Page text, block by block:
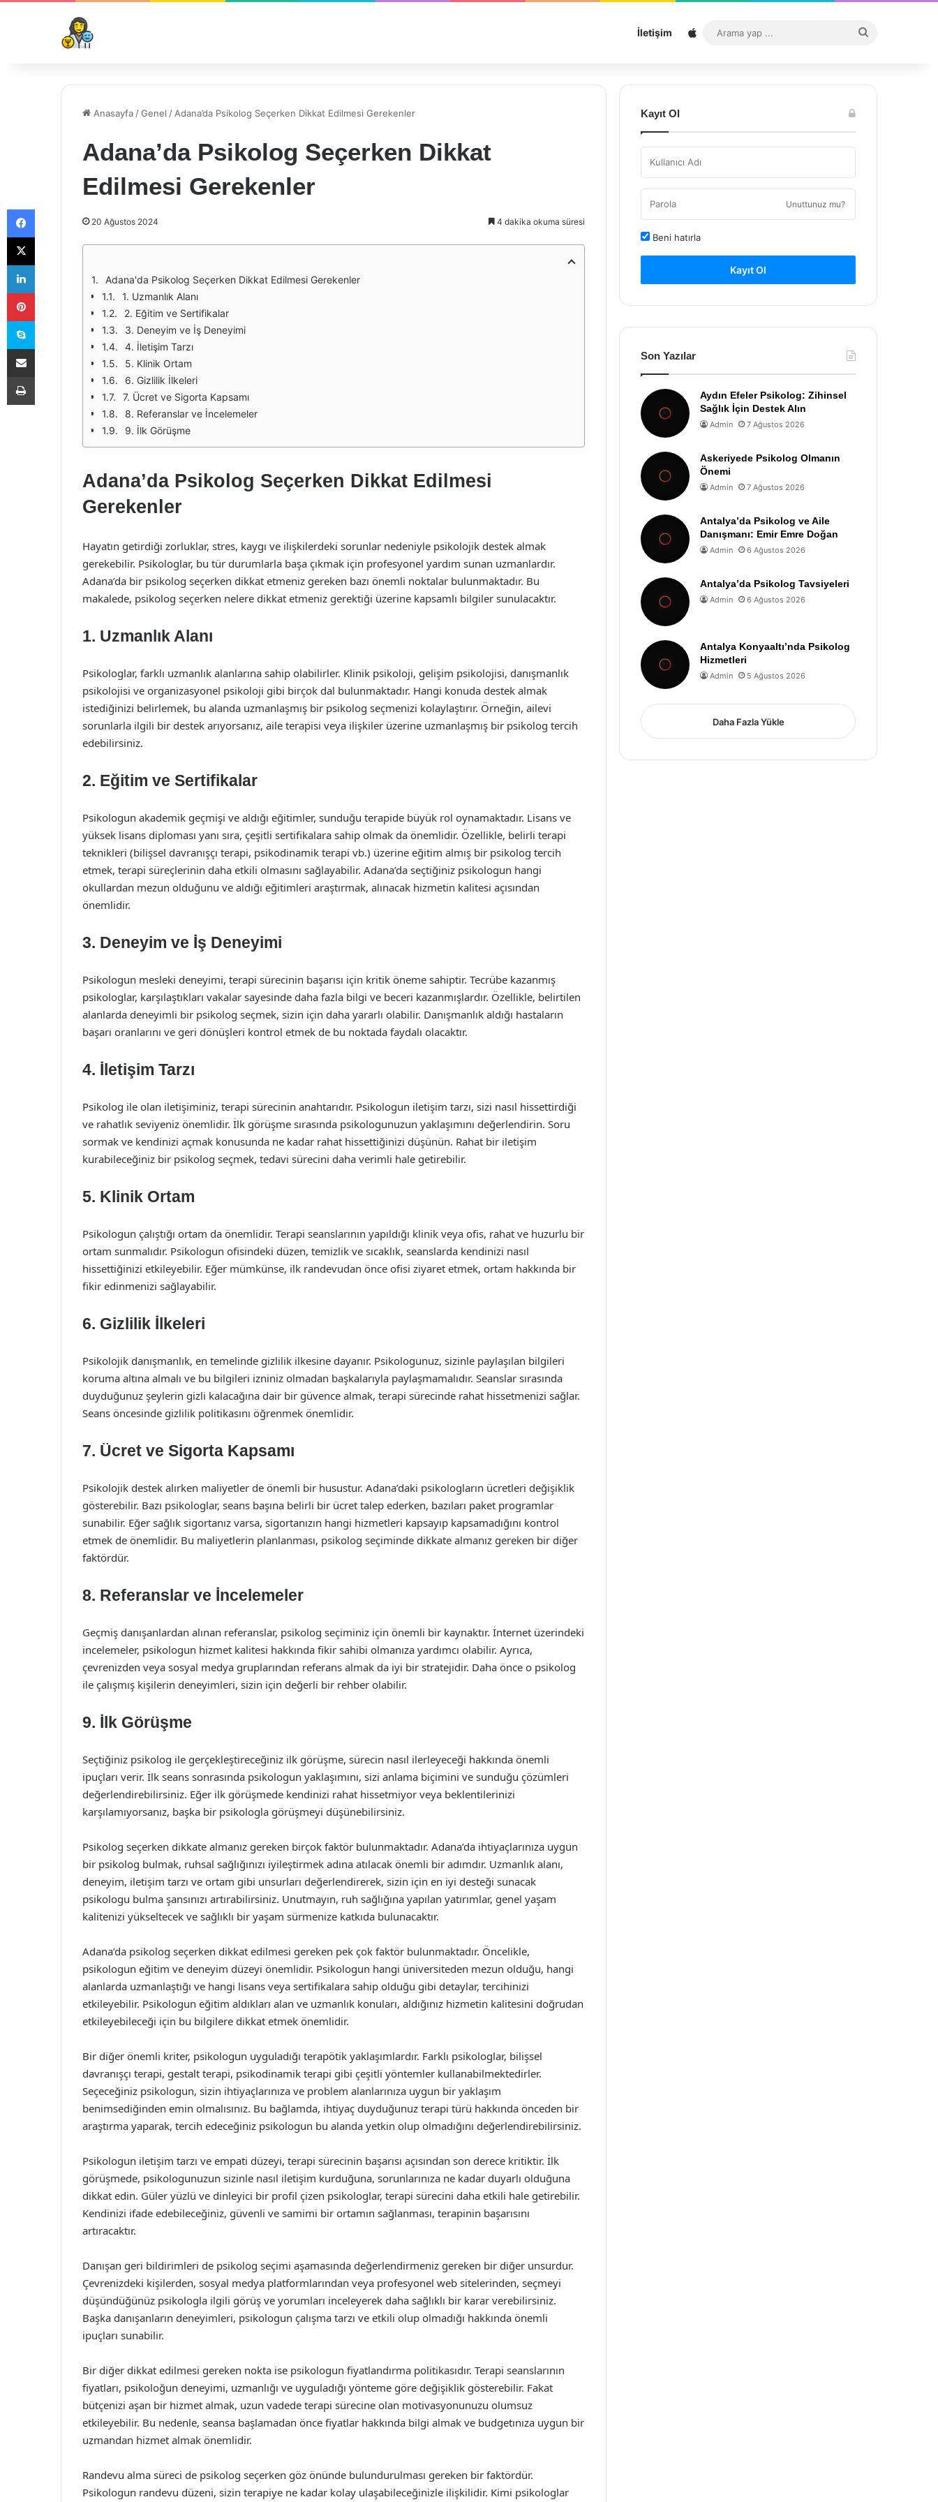
İletişim Sitemap
...
Anasayfa /Genel / Adana’da Psikolog Seçerken Dikkat Edilmesi Gerekenler
Adana’da Psikolog Seçerken Dikkat
Edilmesi Gerekenler
20 Ağustos 2024 4 dakika okuma süresi
Adana'da Psikolog Seçerken Dikkat Edilmesi Gerekenler
1. Uzmanlık Alanı
2. Eğitim ve Sertifikalar
3. Deneyim ve İş Deneyimi
4. İletişim Tarzı
5. Klinik Ortam
6. Gizlilik İlkeleri
7. Ücret ve Sigorta Kapsamı
8. Referanslar ve İncelemeler
9. İlk Görüşme
Adana’da Psikolog Seçerken Dikkat Edilmesi
Gerekenler
Hayatın getirdiği zorluklar, stres, kaygı ve ilişkilerdeki sorunlar nedeniyle psikolojik destek almak
gerekebilir. Psikologlar, bu tür durumlarla başa çıkmak için profesyonel yardım sunan uzmanlardır.
Adana’da bir psikolog seçerken dikkat etmeniz gereken bazı önemli noktalar bulunmaktadır. Bu
makalede, psikolog seçerken nelere dikkat etmeniz gerektiği üzerine kapsamlı bilgiler sunulacaktır.
1. Uzmanlık Alanı
Psikologlar, farklı uzmanlık alanlarına sahip olabilirler. Klinik psikoloji, gelişim psikolojisi, danışmanlık
psikolojisi ve organizasyonel psikoloji gibi birçok dal bulunmaktadır. Hangi konuda destek almak
istediğinizi belirlemek, bu alanda uzmanlaşmış bir psikolog seçmenizi kolaylaştırır. Örneğin, ailevi
sorunlarla ilgili bir destek arıyorsanız, aile terapisi veya ilişkiler üzerine uzmanlaşmış bir psikolog tercih
edebilirsiniz.
2. Eğitim ve Sertifikalar
Psikologun akademik geçmişi ve aldığı eğitimler, sunduğu terapide büyük rol oynamaktadır. Lisans ve
yüksek lisans diploması yanı sıra, çeşitli sertifikalara sahip olmak da önemlidir. Özellikle, belirli terapi
teknikleri (bilişsel davranışçı terapi, psikodinamik terapi vb.) üzerine eğitim almış bir psikolog tercih
etmek, terapi süreçlerinin daha etkili olmasını sağlayabilir. Adana’da seçtiğiniz psikologun hangi
okullardan mezun olduğunu ve aldığı eğitimleri araştırmak, alınacak hizmetin kalitesi açısından
önemlidir.
3. Deneyim ve İş Deneyimi
Psikologun mesleki deneyimi, terapi sürecinin başarısı için kritik öneme sahiptir. Tecrübe kazanmış
psikologlar, karşılaştıkları vakalar sayesinde daha fazla bilgi ve beceri kazanmışlardır. Özellikle, belirtilen
alanlarda deneyimli bir psikolog seçmek, sizin için daha yararlı olabilir. Danışmanlık aldığı hastaların
başarı oranlarını ve geri dönüşleri kontrol etmek de bu noktada faydalı olacaktır.
4. İletişim Tarzı
Psikolog ile olan iletişiminiz, terapi sürecinin anahtarıdır. Psikologun iletişim tarzı, sizi nasıl hissettirdiği
ve rahatlık seviyeniz önemlidir. İlk görüşme sırasında psikologunuzun yaklaşımını değerlendirin. Soru
sormak ve kendinizi açmak konusunda ne kadar rahat hissettiğinizi düşünün. Rahat bir iletişim
kurabileceğiniz bir psikolog seçmek, tedavi sürecini daha verimli hale getirebilir.
5. Klinik Ortam
Psikologun çalıştığı ortam da önemlidir. Terapi seanslarının yapıldığı klinik veya ofis, rahat ve huzurlu bir
ortam sunmalıdır. Psikologun ofisindeki düzen, temizlik ve sıcaklık, seanslarda kendinizi nasıl
hissettiğinizi etkileyebilir. Eğer mümkünse, ilk randevudan önce ofisi ziyaret etmek, ortam hakkında bir
fikir edinmenizi sağlayabilir.
6. Gizlilik İlkeleri
Psikolojik danışmanlık, en temelinde gizlilik ilkesine dayanır. Psikologunuz, sizinle paylaşılan bilgileri
koruma altına almalı ve bu bilgileri izniniz olmadan başkalarıyla paylaşmamalıdır. Seanslar sırasında
duyduğunuz şeylerin gizli kalacağına dair bir güvence almak, terapi sürecinde rahat hissetmenizi sağlar.
Seans öncesinde gizlilik politikasını öğrenmek önemlidir.
7. Ücret ve Sigorta Kapsamı
Psikolojik destek alırken maliyetler de önemli bir husustur. Adana’daki psikologların ücretleri değişiklik
gösterebilir. Bazı psikologlar, seans başına belirli bir ücret talep ederken, bazıları paket programlar
sunabilir. Eğer sağlık sigortanız varsa, sigortanızın hangi hizmetleri kapsayıp kapsamadığını kontrol
etmek de önemlidir. Bu maliyetlerin planlanması, psikolog seçiminde dikkate almanız gereken bir diğer
faktördür.
8. Referanslar ve İncelemeler
Geçmiş danışanlardan alınan referanslar, psikolog seçiminiz için önemli bir kaynaktır. İnternet üzerindeki
incelemeler, psikologun hizmet kalitesi hakkında fikir sahibi olmanıza yardımcı olabilir. Ayrıca,
çevrenizden veya sosyal medya gruplarından referans almak da iyi bir stratejidir. Daha önce o psikolog
ile çalışmış kişilerin deneyimleri, sizin için değerli bir rehber olabilir.
9. İlk Görüşme
Seçtiğiniz psikolog ile gerçekleştireceğiniz ilk görüşme, sürecin nasıl ilerleyeceği hakkında önemli
ipuçları verir. İlk seans sonrasında psikologun yaklaşımını, sizi anlama biçimini ve sunduğu çözümleri
değerlendirebilirsiniz. Eğer ilk görüşmede kendinizi rahat hissetmiyor veya beklentilerinizi
karşılamıyorsanız, başka bir psikologla görüşmeyi düşünebilirsiniz.
Psikolog seçerken dikkate almanız gereken birçok faktör bulunmaktadır. Adana’da ihtiyaçlarınıza uygun
bir psikolog bulmak, ruhsal sağlığınızı iyileştirmek adına atılacak önemli bir adımdır. Uzmanlık alanı,
deneyim, iletişim tarzı ve ortam gibi unsurları değerlendirerek, sizin için en iyi desteği sunacak
psikologu bulma şansınızı artırabilirsiniz. Unutmayın, ruh sağlığına yapılan yatırımlar, genel yaşam
kalitenizi yükseltecek ve sağlıklı bir yaşam sürmenize katkıda bulunacaktır.
Adana’da psikolog seçerken dikkat edilmesi gereken pek çok faktör bulunmaktadır. Öncelikle,
psikologun eğitim ve deneyim düzeyi önemlidir. Psikologun hangi üniversiteden mezun olduğu, hangi
alanlarda uzmanlaştığı ve hangi lisans veya sertifikalara sahip olduğu gibi detaylar, tercihinizi
etkileyebilir. Psikologun eğitim aldıkları alan ve uzmanlık konuları, aldığınız hizmetin kalitesini doğrudan
etkileyebileceği için bu bilgilere dikkat etmek önemlidir.
Bir diğer önemli kriter, psikologun uyguladığı terapötik yaklaşımlardır. Farklı psikologlar, bilişsel
davranışçı terapi, gestalt terapi, psikodinamik terapi gibi çeşitli yöntemler kullanabilmektedirler.
Seçeceğiniz psikologun, sizin ihtiyaçlarınıza ve problem alanlarınıza uygun bir yaklaşım
benimsediğinden emin olmalısınız. Bu bağlamda, ihtiyaç duyduğunuz terapi türü hakkında önceden bir
araştırma yaparak, tercih edeceğiniz psikologun bu alanda yetkin olup olmadığını değerlendirebilirsiniz.
Psikologun iletişim tarzı ve empati düzeyi, terapi sürecinin başarısı açısından son derece kritiktir. İlk
görüşmede, psikologunuzun sizinle nasıl iletişim kurduğuna, sorunlarınıza ne kadar duyarlı olduğuna
dikkat edin. Güler yüzlü ve dinleyici bir profil çizen psikologlar, terapi sürecini daha etkili hale getirebilir.
Kendinizi ifade edebileceğiniz, güvenli ve samimi bir ortamın sağlanması, terapinin başarısını
artıracaktır.
Danışan geri bildirimleri de psikolog seçimi aşamasında değerlendirmeniz gereken bir diğer unsurdur.
Çevrenizdeki kişilerden, sosyal medya platformlarından veya profesyonel web sitelerinden, seçmeyi
düşündüğünüz psikologla ilgili görüş ve yorumları inceleyerek daha sağlıklı bir karar verebilirsiniz.
Başka danışanların deneyimleri, psikologun çalışma tarzı ve etkili olup olmadığı hakkında önemli
ipuçları sunabilir.
Bir diğer dikkat edilmesi gereken nokta ise psikologun fiyatlandırma politikasıdır. Terapi seanslarının
fiyatları, psikoloğun deneyimi, uzmanlığı ve uyguladığı yönteme göre değişiklik gösterebilir. Fakat
bütçenizi aşan bir hizmet almak, uzun vadede terapi sürecine olan motivasyonunuzu olumsuz
etkileyebilir. Bu nedenle, seansa başlamadan önce fiyatlar hakkında bilgi almak ve budgetınıza uygun bir
uzmandan hizmet almak önemlidir.
Randevu alma süreci de psikolog seçerken göz önünde bulundurulması gereken bir faktördür.
Psikologun randevu düzeni, sizin terapiye ne kadar kolay ulaşabileceğinizle ilişkilidir. Kimi psikologlar
Kayıt Ol
Unuttunuz mu?
Beni hatırla
Kayıt Ol
Son Yazılar
Aydın Efeler Psikolog: Zihinsel
Sağlık İçin Destek Alın
Admin 7 Ağustos 2026
Askeriyede Psikolog Olmanın
Önemi
Admin 7 Ağustos 2026
Antalya’da Psikolog ve Aile
Danışmanı: Emir Emre Doğan
Admin 6 Ağustos 2026
Antalya’da Psikolog Tavsiyeleri
Admin 6 Ağustos 2026
Antalya Konyaaltı’nda Psikolog
Hizmetleri
Admin 5 Ağustos 2026
Daha Fazla Yükle
Facebook
X
LinkedIn
Pinterest
Skype
E-Posta ile paylaş